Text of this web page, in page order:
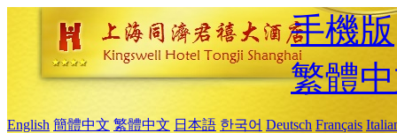
手機版
繁體
English 簡體中文 繁體中文 日本語 한국어 Deutsch Français